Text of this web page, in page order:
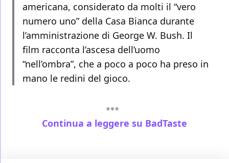
americana, considerato da molti il “vero
numero uno” della Casa Bianca durante
l’amministrazione di George W. Bush. Il
film racconta l’ascesa dell’uomo
“nell’ombra”, che a poco a poco ha preso in
mano le redini del gioco.
Continua a leggere su BadTaste